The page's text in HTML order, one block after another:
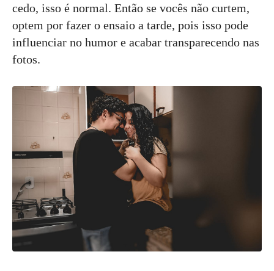
cedo, isso é normal. Então se vocês não curtem,
optem por fazer o ensaio a tarde, pois isso pode
influenciar no humor e acabar transparecendo nas
fotos.